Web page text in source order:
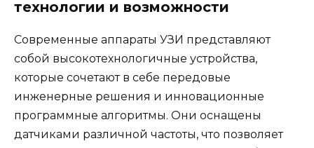
технологии и возможности
Современные аппараты УЗИ представляют
собой высокотехнологичные устройства,
которые сочетают в себе передовые
инженерные решения и инновационные
программные алгоритмы. Они оснащены
датчиками различной частоты, что позволяет